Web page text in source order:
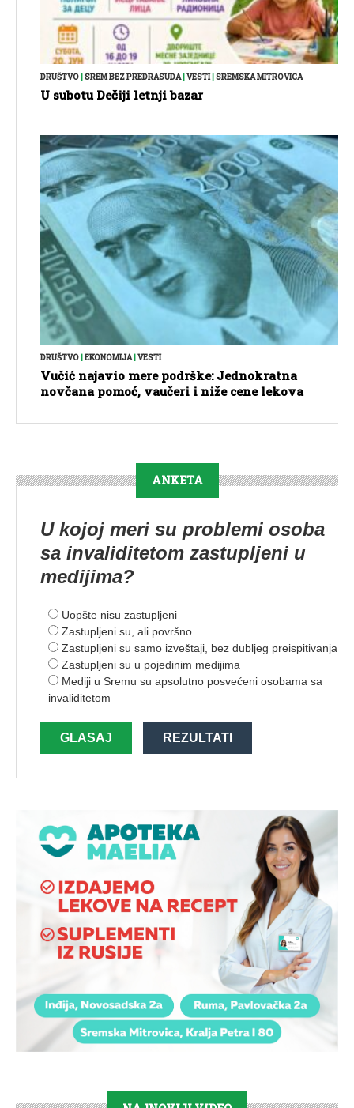
DRUŠTVO|SREM BEZ PREDRASUDA|VESTI|SREMSKA MITROVICA
U subotu Dečiji letnji bazar
DRUŠTVO EKONOMIJA| VESTI
Vučić najavio mere podrške: Jednokratna
novčana pomoć, vaučeri i niže cene lekova
ANKETA
U kojoj meri su problemi osoba
sa invaliditetom zastupljeni u
medijima?
Uopšte nisu zastupljeni
Zastupljeni su, ali površno
Zastupljeni su samo izveštaji, bez dubljeg preispitivanja
Zastupljeni su u pojedinim medijima
Mediji u Sremu su apsolutno posvećeni osobama sa
invaliditetom
GLASAJ REZULTATI